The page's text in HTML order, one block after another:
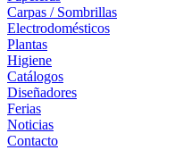
Carpas / Sombrillas
Electrodomésticos
Plantas
Higiene
Catálogos
Diseñadores
Ferias
Noticias
Contacto